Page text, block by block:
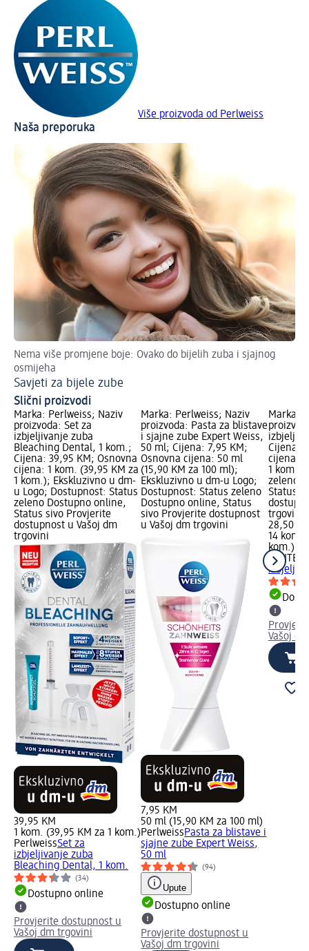
Više proizvoda od Perlweiss
Naša preporuka
Nema više promjene boje: Ovako do bijelih zuba i sjajnog
osmijeha
Savjeti za bijele zube
Slični proizvodi
Marka: Perlweiss; Naziv
proizvoda: Set za
izbjeljivanje zuba
Bleaching Dental, 1 kom.;
Cijena: 39,95 KM; Osnovna
cijena: 1 kom. (39,95 KM za
1 kom.); Ekskluzivno u dm-
u Logo; Dostupnost: Status
zeleno Dostupno online,
Status sivo Provjerite
dostupnost u Vašoj dm
trgovini
39,95 KM
1 kom. (39,95 KM za 1 kom.)
PerlweissSet za
izbjeljivanje zuba
Bleaching Dental, 1 kom.
(34)
Dostupno online
Provjerite dostupnost u
Vašoj dm trgovini
Marka: Perlweiss; Naziv
proizvoda: Pasta za blistave
i sjajne zube Expert Weiss,
50 ml; Cijena: 7,95 KM;
Osnovna cijena: 50 ml
(15,90 KM za 100 ml);
Ekskluzivno u dm-u Logo;
Dostupnost: Status zeleno
Dostupno online, Status
sivo Provjerite dostupnost
u Vašoj dm trgovini
7,95 KM
50 ml (15,90 KM za 100 ml)
PerlweissPasta za blistave i
sjajne zube Expert Weiss,
50 ml
(94)
Upute
Dostupno online
Provjerite dostupnost u
Vašoj dm trgovini
Marka:
Cijena:
cijena:
1 kom.);
zeleno
Status
trgovini
28,50
14 kom.
kom.)
WHITE
Vašoj